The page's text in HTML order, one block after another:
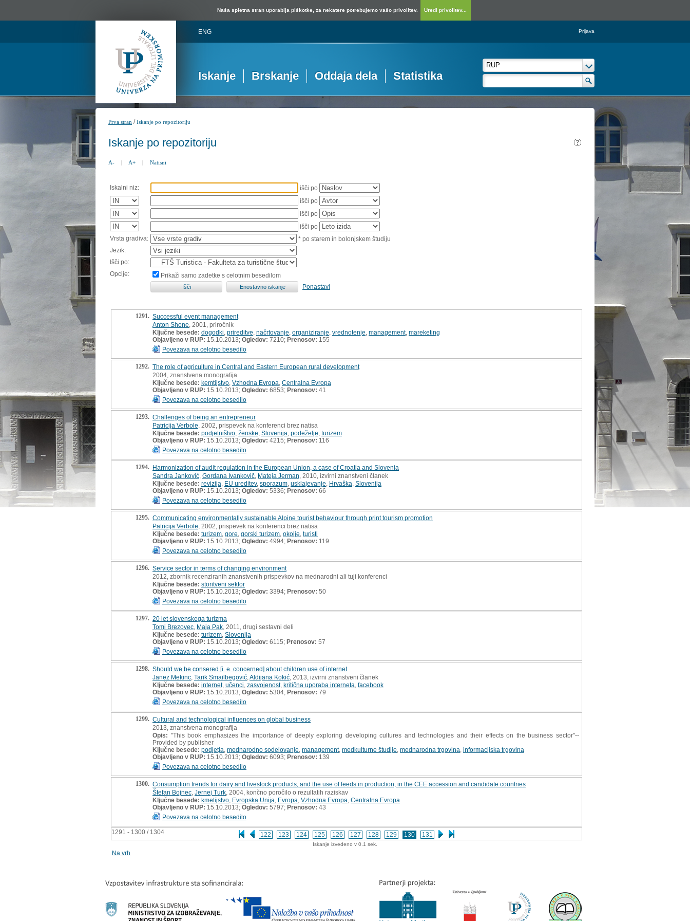
Naša spletna stran uporablja piškotke, za nekatere potrebujemo vašo privolitev. Uredi privolitev...
ENG Prijava
Iskanje Brskanje Oddaja dela Statistika
Prva stran /Iskanje po repozitoriju
Iskanje po repozitoriju
A- | A+ | Natisni
Iskalni niz:
išči po
išči po
išči po
išči po
Vrsta gradiva:
* po starem in bolonjskem študiju
Jezik:
Išči po:
Opcije:
Prikaži samo zadetke s celotnim besedilom
Ponastavi
1291 - 1300 / 1304 122 123 124 125 126 127 128 129 130 131
1291. Successful event management
Anton Shone , 2001, priročnik
Ključne besede: dogodki prireditve načrtovanje organiziranje vrednotenje management, mareketing
Objavljeno v RUP: 15.10.2013; Ogledov: 7210; Prenosov: 155
Povezava na celotno besedilo
1292. The role of agriculture in Central and Eastern European rural development
2004, znanstvena monografija
Ključne besede: kemtijstvo Vzhodna Evropa Centralna Evropa
Objavljeno v RUP: 15.10.2013; Ogledov: 6853; Prenosov: 41
Povezava na celotno besedilo
1293. Challenges of being an entrepreneur
Patricija Verbole , 2002, prispevek na konferenci brez natisa
Ključne besede: podjetništvo ženske Slovenija podeželje turizem
Objavljeno v RUP: 15.10.2013; Ogledov: 4215; Prenosov: 116
Povezava na celotno besedilo
1294. Harmonization of audit regulation in the European Union, a case of Croatia and Slovenia
Sandra Janković Gordana Ivankovič Mateja Jerman , 2010, izvirni znanstveni članek
Ključne besede: revizija EU ureditev, sporazum usklajevanje Hrvaška Slovenija
Objavljeno v RUP: 15.10.2013; Ogledov: 5336; Prenosov: 66
Povezava na celotno besedilo
1295. Communicating environmentally sustainable Alpine tourist behaviour through print tourism promotion
Patricija Verbole , 2002, prispevek na konferenci brez natisa
Ključne besede: turizem gore gorski turizem okolje turisti
Objavljeno v RUP: 15.10.2013; Ogledov: 4994; Prenosov: 119
Povezava na celotno besedilo
1296. Service sector in terms of changing environment
2012, zbornik recenziranih znanstvenih prispevkov na mednarodni ali tuji konferenci
Ključne besede: storitveni sektor
Objavljeno v RUP: 15.10.2013; Ogledov: 3394; Prenosov: 50
Povezava na celotno besedilo
1297. 20 let slovenskega turizma
Tomi Brezovec Maja Pak , 2011, drugi sestavni deli
Ključne besede: turizem Slovenija
Objavljeno v RUP: 15.10.2013; Ogledov: 6115; Prenosov: 57
Povezava na celotno besedilo
1298. Should we be consered [i. e. concerned] about children use of internet
Janez Mekinc Tarik Smailbegović Aldijana Kokić , 2013, izvirni znanstveni članek
Ključne besede: internet, učenci zasvojenost, kritična uporaba interneta facebook
Objavljeno v RUP: 15.10.2013; Ogledov: 5304; Prenosov: 79
Povezava na celotno besedilo
1299. Cultural and technological influences on global business
2013, znanstvena monografija
Opis: "This book emphasizes the importance of deeply exploring developing cultures and technologies and their effects on the business sector"--
Provided by publisher
Ključne besede: podjetja mednarodno sodelovanje management, medkulturne študije mednarodna trgovina informacijska trgovina
Objavljeno v RUP: 15.10.2013; Ogledov: 6093; Prenosov: 139
Povezava na celotno besedilo
1300. Consumption trends for dairy and livestock products, and the use of feeds in production, in the CEE accession and candidate countries
Štefan Bojnec Jernej Turk , 2004, končno poročilo o rezultatih raziskav
Ključne besede: kmetijstvo Evropska Unija Evropa Vzhodna Evropa Centralna Evropa
Objavljeno v RUP: 15.10.2013; Ogledov: 5797; Prenosov: 43
Povezava na celotno besedilo
Iskanje izvedeno v 0.1 sek.
Na vrh